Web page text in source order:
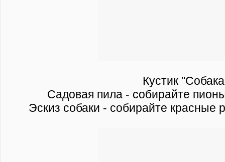
Кустик
Садовая пила - собирайте
Эскиз собаки - собирайте красные